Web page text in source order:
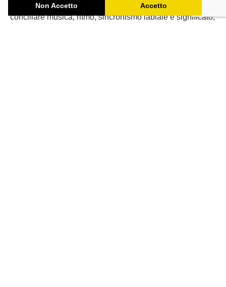
Non Accetto Accetto
Tradurre una canzone per il doppiaggio significa
conciliare musica, ritmo, sincronismo labiale e significato,